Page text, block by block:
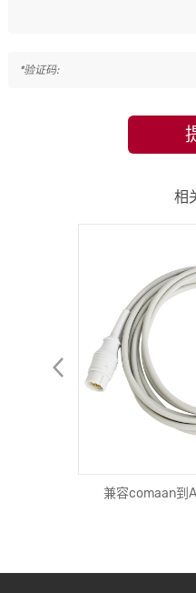
相
兼容comaan到